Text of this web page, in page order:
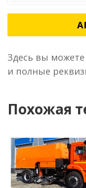
Здесь вы можете
и полные
Похожая